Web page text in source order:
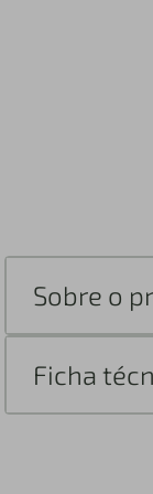
Sobre o
Ficha